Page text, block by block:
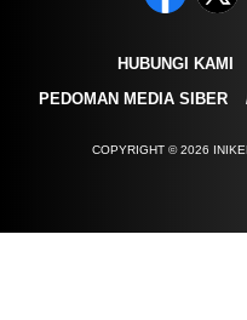
HUBUNGI KAMI
PEDOMAN MEDIA SIBER
COPYRIGHT © 2026